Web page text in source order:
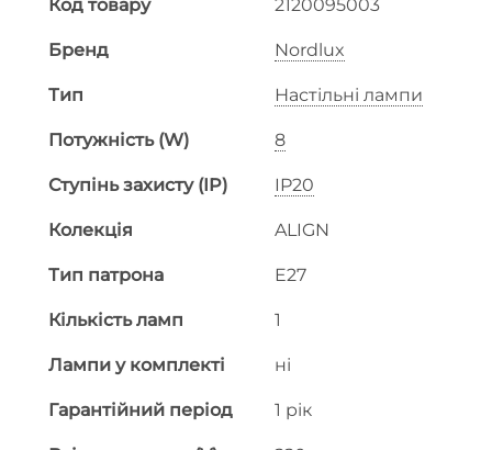
Код товару 2120095003
Бренд Nordlux
Тип Настільні лампи
Потужність (W) 8
Ступінь захисту (IP) IP20
Колекція ALIGN
Тип патрона E27
Кількість ламп 1
Лампи у комплекті ні
Гарантійний період 1 рік